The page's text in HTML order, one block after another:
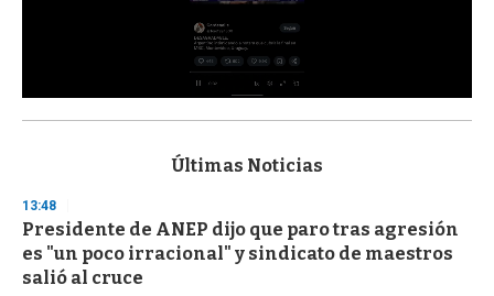
s
d
s
o
f
3
Últimas Noticias
13:48
Presidente de ANEP dijo que paro tras agresión
es "un poco irracional" y sindicato de maestros
salió al cruce